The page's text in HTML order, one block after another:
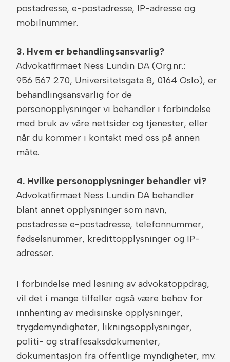
postadresse, e-postadresse, IP-adresse og
mobilnummer.
3. Hvem er behandlingsansvarlig?
Advokatfirmaet Ness Lundin DA (Org.nr.:
956 567 270, Universitetsgata 8, 0164 Oslo), er
behandlingsansvarlig for de
personopplysninger vi behandler i forbindelse
med bruk av våre nettsider og tjenester, eller
når du kommer i kontakt med oss på annen
måte.
4. Hvilke personopplysninger behandler vi?
Advokatfirmaet Ness Lundin DA behandler
blant annet opplysninger som navn,
postadresse e-postadresse, telefonnummer,
fødselsnummer, kredittopplysninger og IP-
adresser.
I forbindelse med løsning av advokatoppdrag,
vil det i mange tilfeller også være behov for
innhenting av medisinske opplysninger,
trygdemyndigheter, likningsopplysninger,
politi- og straffesaksdokumenter,
dokumentasjon fra offentlige myndigheter, mv.